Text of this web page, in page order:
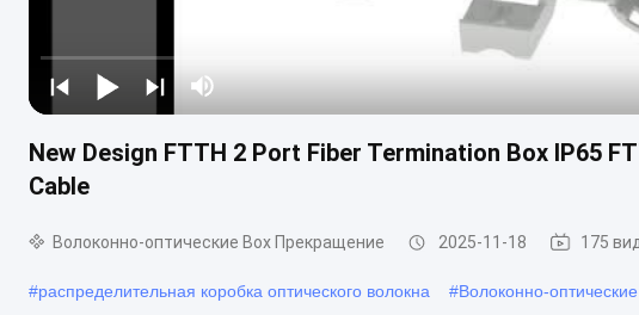
New Design FTTH 2 Port Fiber Termination Box IP65
Cable
Волоконно-оптические Box Прекращение 2025-11-18 175
#распределительная коробка оптического волокна #Волоконно-